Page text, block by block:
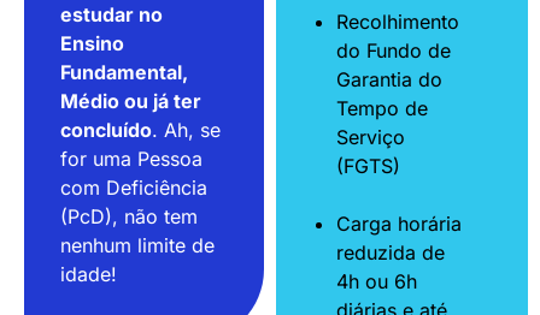
estudar no
Ensino
Fundamental,
Médio ou já ter
concluído. Ah, se
for uma Pessoa
com Deficiência
(PcD), não tem
nenhum limite de
idade!
Recolhimento
do Fundo de
Garantia do
Tempo de
Serviço
(FGTS)
Carga horária
reduzida de
4h ou 6h